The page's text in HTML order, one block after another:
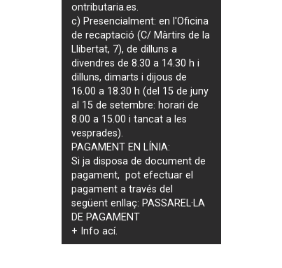
ontributaria.es.
c) Presencialment: en l'Oficina
de recaptació (C/ Màrtirs de la
Llibertat, 7), de dilluns a
divendres de 8.30 a 14.30 h i
dilluns, dimarts i dijous de
16.00 a 18.30 h (del 15 de juny
al 15 de setembre: horari de
8.00 a 15.00 i tancat a les
vesprades).
PAGAMENT EN LÍNIA:
Si ja disposa de document de
pagament, pot efectuar el
pagament a través del
següent enllaç: PASSAREL·LA
DE PAGAMENT
+ Infoací.